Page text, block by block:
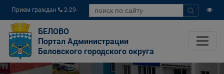
Прием граждан
2-29-
04
БЕЛОВО
Портал Администрации
Беловского городского округа